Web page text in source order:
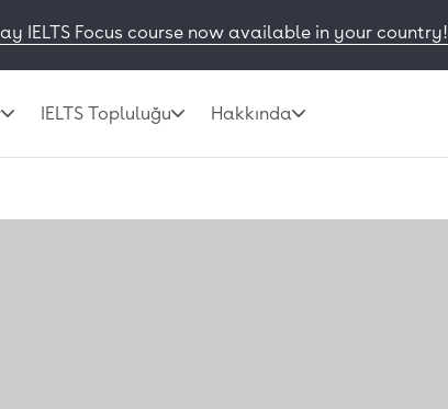
IELTS Focus course now available in your country!
IELTS Topluluğu Hakkında